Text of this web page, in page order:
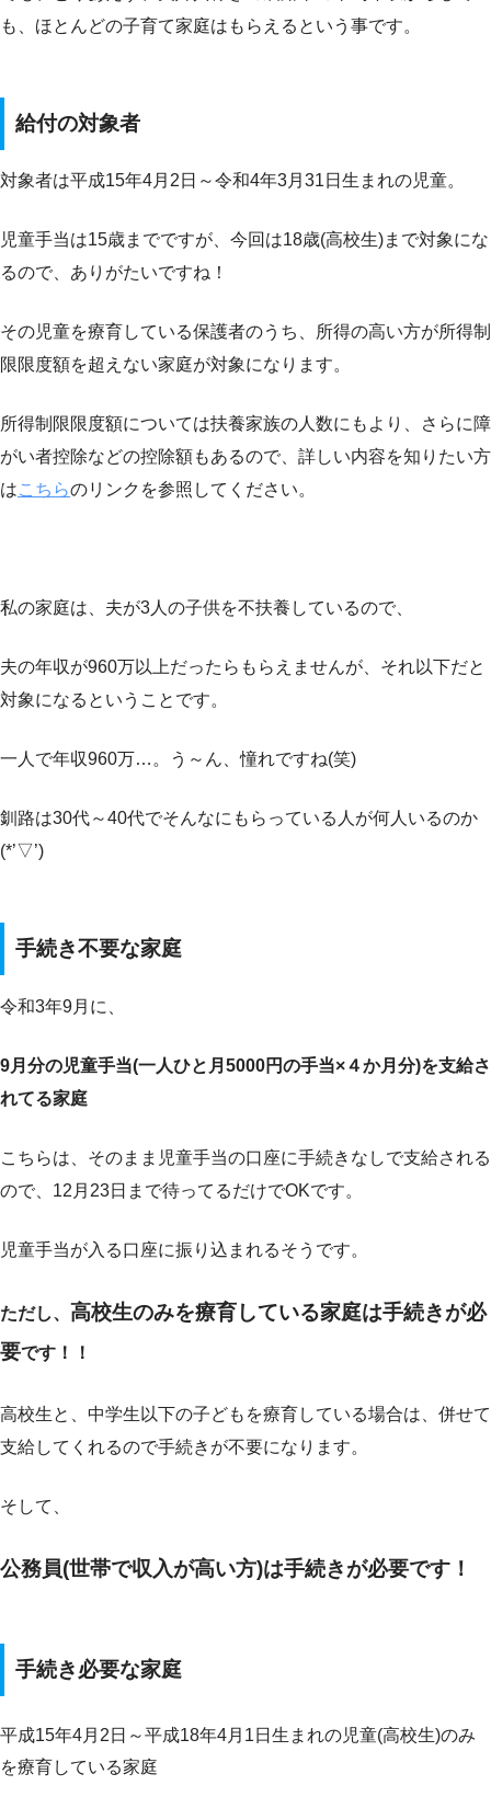
も、ほとんどの子育て家庭はもらえるという事です。
給付の対象者
対象者は平成15年4月2日～令和4年3月31日生まれの児童。
児童手当は15歳までですが、今回は18歳(高校生)まで対象にな
るので、ありがたいですね！
その児童を療育している保護者のうち、所得の高い方が所得制
限限度額を超えない家庭が対象になります。
所得制限限度額については扶養家族の人数にもより、さらに障
がい者控除などの控除額もあるので、詳しい内容を知りたい方
はこちらのリンクを参照してください。
私の家庭は、夫が3人の子供を不扶養しているので、
夫の年収が960万以上だったらもらえませんが、それ以下だと
対象になるということです。
一人で年収960万…。う～ん、憧れですね(笑)
釧路は30代～40代でそんなにもらっている人が何人いるのか
(*’▽’)
手続き不要な家庭
令和3年9月に、
9月分の児童手当(一人ひと月5000円の手当×４か月分)を支給さ
れてる家庭
こちらは、そのまま児童手当の口座に手続きなしで支給される
ので、12月23日まで待ってるだけでOKです。
児童手当が入る口座に振り込まれるそうです。
ただし、 高校生のみを療育している家庭は手続きが必
要です！！
高校生と、中学生以下の子どもを療育している場合は、併せて
支給してくれるので手続きが不要になります。
そして、
公務員(世帯で収入が高い方)は手続きが必要です！
手続き必要な家庭
平成15年4月2日～平成18年4月1日生まれの児童(高校生)のみ
を療育している家庭